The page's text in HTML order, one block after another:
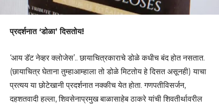
प्रदर्शनात ‘डोळा’ दिसतोय!
‘आय डॅट नेव्हर क्लोजेस’.. छायाचित्रकाराचे डोळे कधीच बंद होत नसतात.
(छायाचित्र घेताना तुम्हाआम्हाला तो डोळे मिटतोय हे दिसत असूनही) याचा
प्रत्यय या छोटेखानी प्रदर्शनात नक्कीच येत होता. गणपतीविसर्जन,
दहशतवादी हल्ला, शिवसेनाप्रमुख बाळासाहेब ठाकरे यांची शिवतीर्थावरील